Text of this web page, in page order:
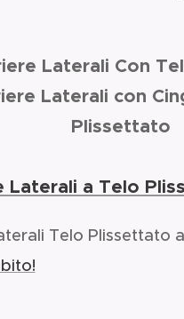
Laterali Con
Laterali con
Plissettato
Laterali a Telo
Telo Plissettato